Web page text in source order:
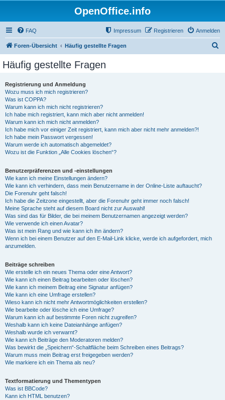
OpenOffice.info
FAQ Anmelden
Registrieren
Impressum
Foren-Übersicht Häufig gestellte Fragen
Häufig gestellte Fragen
Registrierung und Anmeldung
Wozu muss ich mich registrieren?
Was ist COPPA?
Warum kann ich mich nicht registrieren?
Ich habe mich registriert, kann mich aber nicht anmelden!
Warum kann ich mich nicht anmelden?
Ich habe mich vor einiger Zeit registriert, kann mich aber nicht mehr anmelden?!
Ich habe mein Passwort vergessen!
Warum werde ich automatisch abgemeldet?
Wozu ist die Funktion „Alle Cookies löschen“?
Benutzerpräferenzen und -einstellungen
Wie kann ich meine Einstellungen ändern?
Wie kann ich verhindern, dass mein Benutzername in der Online-Liste auftaucht?
Die Forenuhr geht falsch!
Ich habe die Zeitzone eingestellt, aber die Forenuhr geht immer noch falsch!
Meine Sprache steht auf diesem Board nicht zur Auswahl!
Was sind das für Bilder, die bei meinem Benutzernamen angezeigt werden?
Wie verwende ich einen Avatar?
Was ist mein Rang und wie kann ich ihn ändern?
Wenn ich bei einem Benutzer auf den E-Mail-Link klicke, werde ich aufgefordert, mich
anzumelden.
Beiträge schreiben
Wie erstelle ich ein neues Thema oder eine Antwort?
Wie kann ich einen Beitrag bearbeiten oder löschen?
Wie kann ich meinem Beitrag eine Signatur anfügen?
Wie kann ich eine Umfrage erstellen?
Wieso kann ich nicht mehr Antwortmöglichkeiten erstellen?
Wie bearbeite oder lösche ich eine Umfrage?
Warum kann ich auf bestimmte Foren nicht zugreifen?
Weshalb kann ich keine Dateianhänge anfügen?
Weshalb wurde ich verwarnt?
Wie kann ich Beiträge den Moderatoren melden?
Was bewirkt die „Speichern“-Schaltfläche beim Schreiben eines Beitrags?
Warum muss mein Beitrag erst freigegeben werden?
Wie markiere ich ein Thema als neu?
Textformatierung und Thementypen
Was ist BBCode?
Kann ich HTML benutzen?